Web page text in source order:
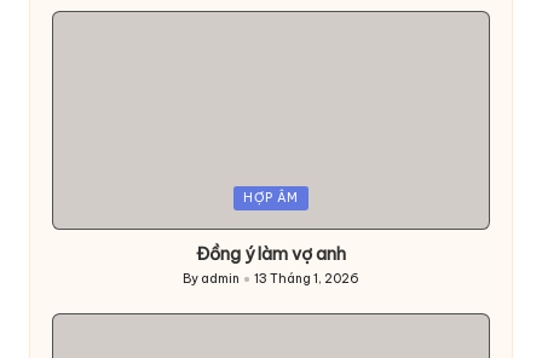
HỢP ÂM
Đồng ý làm vợ anh
Posted
by
By admin 13 Tháng 1, 2026